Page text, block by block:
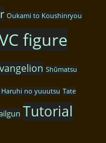
Oukami to Koushinryou
figure
Shūmatsu
Haruhi no yuuutsu Tate
Tutorial